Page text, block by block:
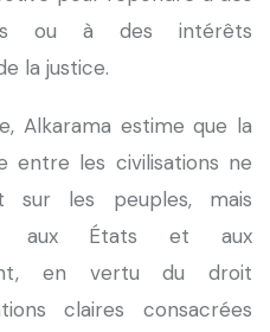
ou à des intérêts
la justice.
Alkarama estime que la
entre les civilisations ne
sur les peuples, mais
aux États et aux
en vertu du droit
claires consacrées